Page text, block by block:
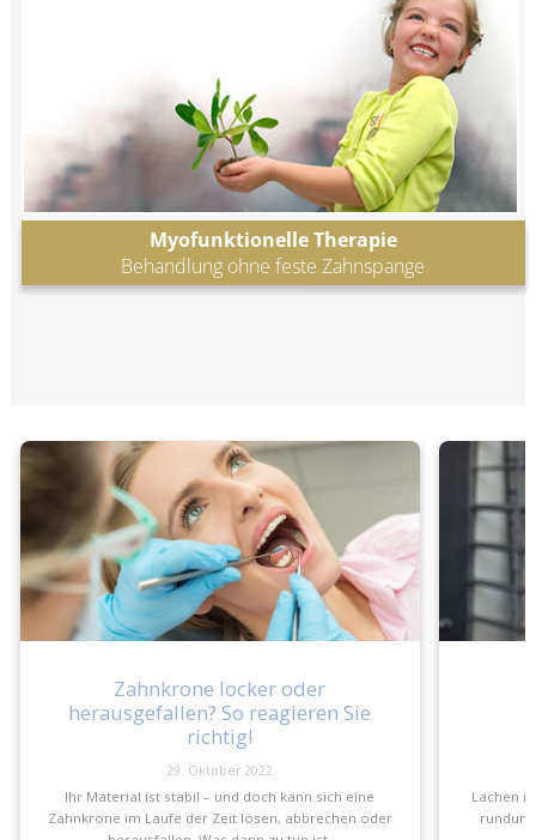
Myofunktionelle Therapie
Behandlung ohne feste Zahnspange